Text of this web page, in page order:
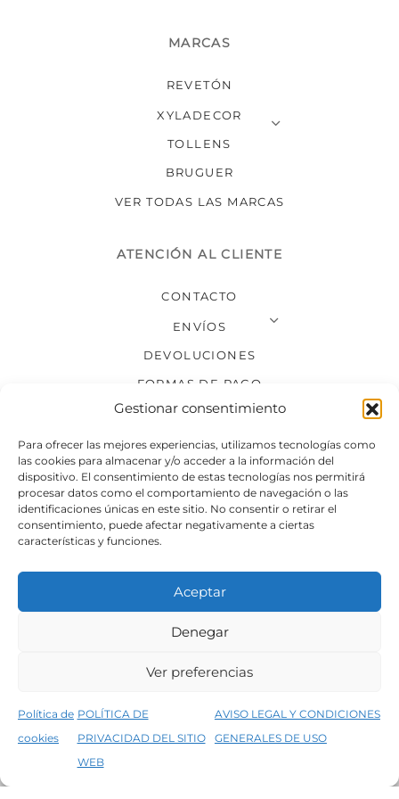
Gestionar consentimiento
Para ofrecer las mejores experiencias, utilizamos tecnologías como
las cookies para almacenar y/o acceder a la información del
dispositivo. El consentimiento de estas tecnologías nos permitirá
procesar datos como el comportamiento de navegación o las
identificaciones únicas en este sitio. No consentir o retirar el
consentimiento, puede afectar negativamente a ciertas
características y funciones.
Aceptar
Denegar
Ver preferencias
Política de
cookies
POLÍTICA DE
PRIVACIDAD DEL SITIO
WEB
AVISO LEGAL Y CONDICIONES
GENERALES DE USO
5% de descuento en tu primera compra, utiliza el código PRIMERACOMPRA
MARCAS
REVETÓN
XYLADECOR
TOLLENS
BRUGUER
VER TODAS LAS MARCAS
ATENCIÓN AL CLIENTE
CONTACTO
ENVÍOS
DEVOLUCIONES
FORMAS DE PAGO
SÍGUENOS
Condiciones generales de venta
Política de privacidad del sitio web
©2026 Decopintur- todos los derechos